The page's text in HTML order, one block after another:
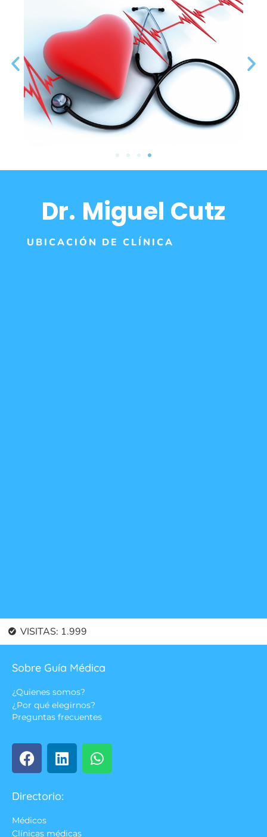
Dr. Miguel Cutz
UBICACIÓN DE CLÍNICA
VISITAS: 1.999
Sobre Guía Médica
¿Quienes somos?
¿Por qué elegirnos?
Preguntas frecuentes
Directorio:
Médicos
Clínicas médicas